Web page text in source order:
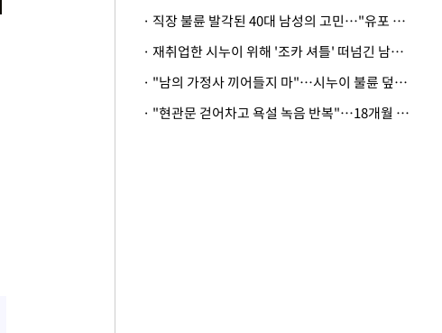
· 직장 불륜 발각된 40대 남성의 고민…"유포 동료 명예훼손·협박죄 고소 가능할까"
· 재취업한 시누이 위해 '조카 셔틀' 떠넘긴 남편…아내 "난 못한다"
· "남의 가정사 끼어들지 마"…시누이 불륜 덮으려는 남편에 억울한 아내
· "현관문 걷어차고 욕설 녹음 반복"…18개월 아기 키우는 집 뒤흔든 '앞집의 비극'